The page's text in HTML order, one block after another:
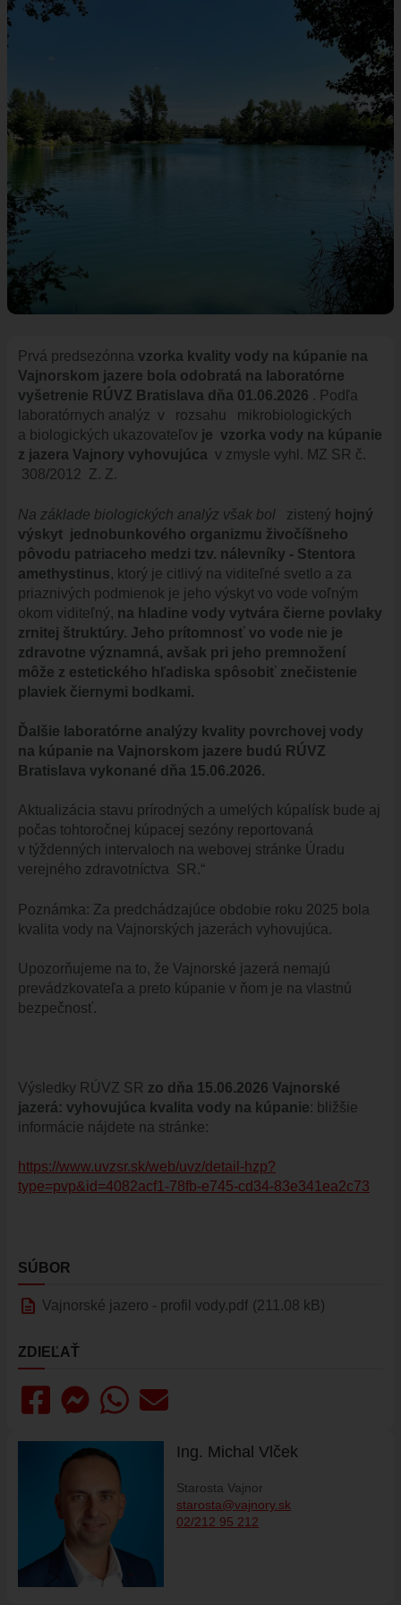
ÚRAD
POSLANCI
MIESTNE ZASTUPITEĽSTVO
KOMISIE
KONTROLÓR
ŠTRUKTÚRA MIÚ
ZBERNÉ MIESTO
REFERENDUM
OTVORENÁ SAMOSPRÁVA
ÚRADNÁ TABUĽA
ZMLUVY, OBJEDNÁVKY, FAKTÚRY
EVIDENCIA PSOV
DOKUMENTY
ROZPOČET
ZÁVEREČNÝ ÚČET
VAJNORSKÁ PODPORNÁ SPOLOČNOSŤ
PETÍCIE
PROTIPOŽIARNA OCHRANA
ZVEREJNENIE VYDANÝCH POVOLENÍ NA ROZKOPÁVKY
ROZVOJOVÉ LOKALITY
EURÓPSKE FONDY
PARTICIPATÍVNY ROZPOČET
HISTÓRIA VAJNOR
VAJNORY V MÉDIÁCH
AKTUALITY
VAJNORSKÉ NOVINKY
FOTOGALÉRIA
ŠKOLSTVO - ŠKOLY
ZARIADENIE PRE SENIOROV "OPATRÍME VÁS"
HARMONOGRAM PODUJATÍ
KNIŽNICA
KERAMICKÁ DIELŇA
HK VAJNORY
ŠK VAJNORY
ĽUDOVÝ DOM
DOM SMÚTKU
ULICE VO VAJNOROCH
KAM VO VAJNOROCH
VAJNORSKÝ ĽUDOVÝ DOM
CYKLOTRASA JURAVA
VAJNORSKÉ RYBNÍKY
Prvá predsezónna vzorka kvality vody na kúpanie na
Vajnorskom jazere bola odobratá na laboratórne
vyšetrenie RÚVZ Bratislava dňa 01.06.2026 . Podľa
laboratórnych analýz v rozsahu mikrobiologických
a biologických ukazovateľov je vzorka vody na kúpanie
z jazera Vajnory vyhovujúca v zmysle vyhl. MZ SR č.
308/2012 Z. Z.
Na základe biologických analýz však bol zistený hojný
výskyt jednobunkového organizmu živočíšneho
pôvodu patriaceho medzi tzv. nálevníky - Stentora
amethystinus, ktorý je citlivý na viditeľné svetlo a za
priaznivých podmienok je jeho výskyt vo vode voľným
okom viditeľný, na hladine vody vytvára čierne povlaky
zrnitej štruktúry. Jeho prítomnosť vo vode nie je
zdravotne významná, avšak pri jeho premnožení
môže z estetického hľadiska spôsobiť znečistenie
plaviek čiernymi bodkami.
Ďalšie laboratórne analýzy kvality povrchovej vody
na kúpanie na Vajnorskom jazere budú RÚVZ
Bratislava vykonané dňa 15.06.2026.
Aktualizácia stavu prírodných a umelých kúpalísk bude aj
počas tohtoročnej kúpacej sezóny reportovaná
v týždenných intervaloch na webovej stránke Úradu
verejného zdravotníctva SR.“
Poznámka: Za predchádzajúce obdobie roku 2025 bola
kvalita vody na Vajnorských jazerách vyhovujúca.
Upozorňujeme na to, že Vajnorské jazerá nemajú
prevádzkovateľa a preto kúpanie v ňom je na vlastnú
bezpečnosť.
Výsledky RÚVZ SR zo dňa 15.06.2026 Vajnorské
jazerá: vyhovujúca kvalita vody na kúpanie: bližšie
informácie nájdete na stránke:
https://www.uvzsr.sk/web/uvz/detail-hzp?
type=pvp&id=4082acf1-78fb-e745-cd34-83e341ea2c73
SÚBOR
description Vajnorské jazero - profil vody.pdf (211.08 kB)
ZDIEĽAŤ
Ing. Michal Vlček
Starosta Vajnor
starosta@vajnory.sk
02/212 95 212